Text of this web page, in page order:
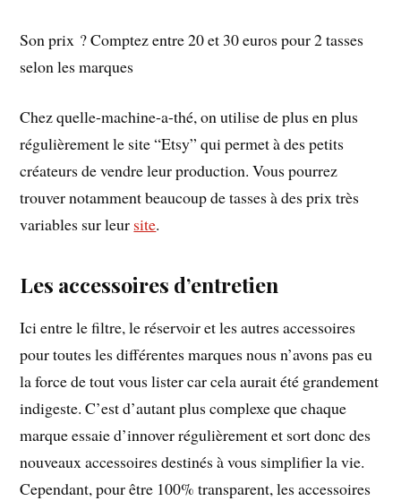
Son prix ? Comptez entre 20 et 30 euros pour 2 tasses
selon les marques
Chez quelle-machine-a-thé, on utilise de plus en plus
régulièrement le site “Etsy” qui permet à des petits
créateurs de vendre leur production. Vous pourrez
trouver notamment beaucoup de tasses à des prix très
variables sur leur site.
Les accessoires d’entretien
Ici entre le filtre, le réservoir et les autres accessoires
pour toutes les différentes marques nous n’avons pas eu
la force de tout vous lister car cela aurait été grandement
indigeste. C’est d’autant plus complexe que chaque
marque essaie d’innover régulièrement et sort donc des
nouveaux accessoires destinés à vous simplifier la vie.
Cependant, pour être 100% transparent, les accessoires